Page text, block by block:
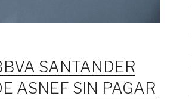
SANTANDER
ASNEF SIN PAGAR